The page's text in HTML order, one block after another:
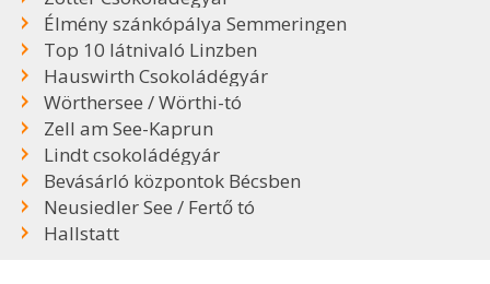
Élmény szánkópálya Semmeringen
Top 10 látnivaló Linzben
Hauswirth Csokoládégyár
Wörthersee / Wörthi-tó
Zell am See-Kaprun
Lindt csokoládégyár
Bevásárló központok Bécsben
Neusiedler See / Fertő tó
Hallstatt